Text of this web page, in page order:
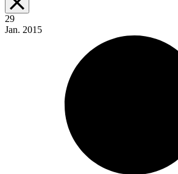
29
Jan. 2015